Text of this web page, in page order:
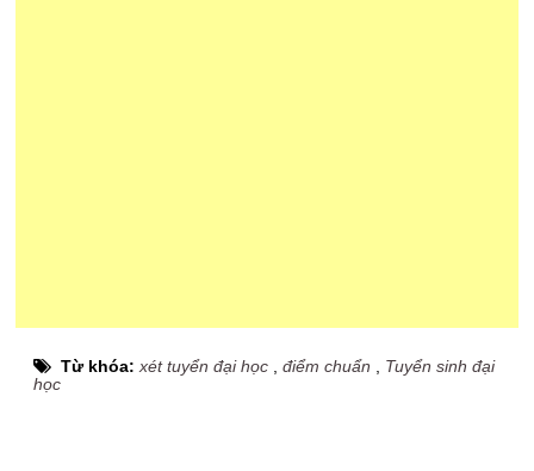
Từ khóa:xét tuyển đại học ,điểm chuẩn
Tuyển sinh đại
học